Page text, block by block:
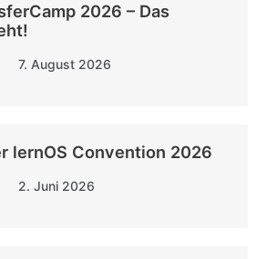
2026 – Das
7. August 2026
lernOS Convention 2026
2. Juni 2026